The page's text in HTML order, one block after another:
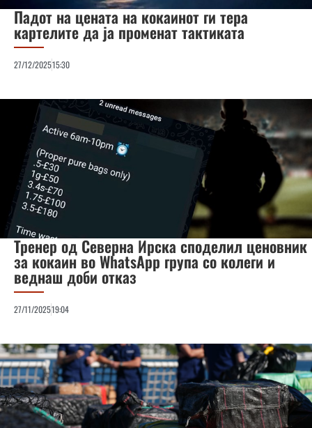
Падот на цената на кокаинот ги тера
картелите да ја променат тактиката
27/12/202515:30
Тренер од Северна Ирска споделил ценовник
за кокаин во WhatsApp група со колеги и
веднаш доби отказ
27/11/202519:04